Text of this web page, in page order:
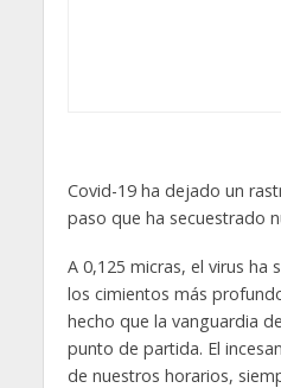
Covid-19 ha dejado un
paso que ha secuestrado
A 0,125 micras, el virus ha
los cimientos más
hecho que la vanguardia
punto de partida. El
de nuestros horarios,